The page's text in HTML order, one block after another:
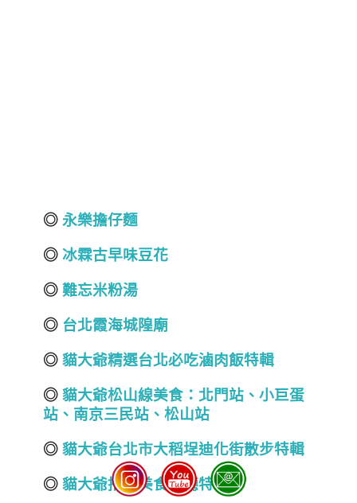
◎ 永樂擔仔麵
◎ 冰霖古早味豆花
◎ 難忘米粉湯
◎ 台北霞海城隍廟
◎ 貓大爺精選台北必吃滷肉飯特輯
◎ 貓大爺松山線美食：北門站、小巨蛋
站、南京三民站、松山站
◎ 貓大爺台北市大稻埕迪化街散步特輯
◎ 貓大爺推薦美食餐廳特輯